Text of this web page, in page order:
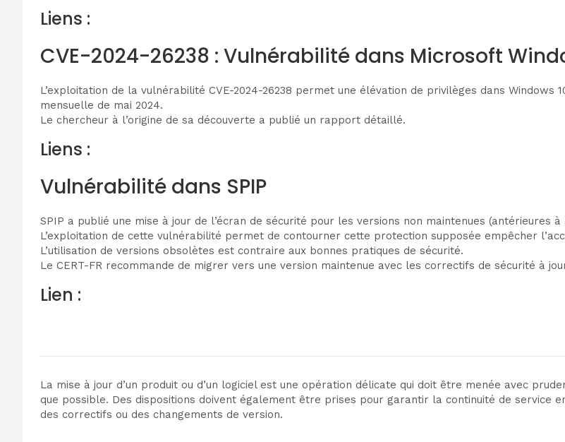
Liens :
CVE-2024-26238 : Vulnérabilité dans Microsoft
L’exploitation de la vulnérabilité CVE-2024-26238 permet une élévation de privilèges dans Windows
mensuelle de mai 2024.
Le chercheur à l’origine de sa découverte a publié un rapport détaillé.
Liens :
Vulnérabilité dans SPIP
SPIP a publié une mise à jour de l’écran de sécurité pour les versions non maintenues (antérieures à
L’exploitation de cette vulnérabilité permet de contourner cette protection supposée empêcher
L’utilisation de versions obsolètes est contraire aux bonnes pratiques de sécurité.
Le CERT-FR recommande de migrer vers une version maintenue avec les correctifs de sécurité à
Lien :
La mise à jour d’un produit ou d’un logiciel est une opération délicate qui doit être menée avec
que possible. Des dispositions doivent également être prises pour garantir la continuité de service
des correctifs ou des changements de version.